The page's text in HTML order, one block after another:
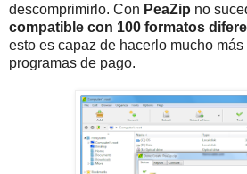
descomprimirlo. Con PeaZip no
compatible con 100 formatos
esto es capaz de hacerlo mucho
programas de pago.